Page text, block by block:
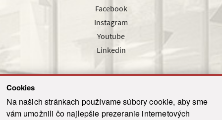
Cookies
Na našich stránkach používame súbory cookie, aby sme
vám umožnili čo najlepšie prezeranie internetových
Facebook
Instagram
Youtube
Linkedin